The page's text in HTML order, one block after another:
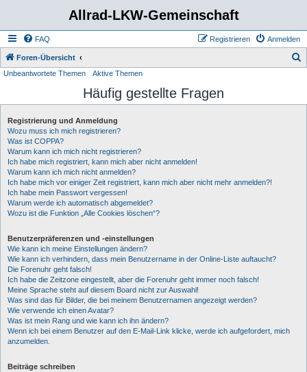
Allrad-LKW-Gemeinschaft
FAQ Anmelden
Registrieren
Foren-Übersicht
h
Unbeantwortete Themen Aktive Themen
Häufig gestellte Fragen
Registrierung und Anmeldung
Wozu muss ich mich registrieren?
Was ist COPPA?
Warum kann ich mich nicht registrieren?
Ich habe mich registriert, kann mich aber nicht anmelden!
Warum kann ich mich nicht anmelden?
Ich habe mich vor einiger Zeit registriert, kann mich aber nicht mehr anmelden?!
Ich habe mein Passwort vergessen!
Warum werde ich automatisch abgemeldet?
Wozu ist die Funktion „Alle Cookies löschen“?
Benutzerpräferenzen und -einstellungen
Wie kann ich meine Einstellungen ändern?
Wie kann ich verhindern, dass mein Benutzername in der Online-Liste auftaucht?
Die Forenuhr geht falsch!
Ich habe die Zeitzone eingestellt, aber die Forenuhr geht immer noch falsch!
Meine Sprache steht auf diesem Board nicht zur Auswahl!
Was sind das für Bilder, die bei meinem Benutzernamen angezeigt werden?
Wie verwende ich einen Avatar?
Was ist mein Rang und wie kann ich ihn ändern?
Wenn ich bei einem Benutzer auf den E-Mail-Link klicke, werde ich aufgefordert, mich
anzumelden.
Beiträge schreiben